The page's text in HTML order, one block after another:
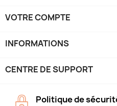
VOTRE COMPTE
INFORMATIONS
CENTRE DE SUPPORT
Politique de